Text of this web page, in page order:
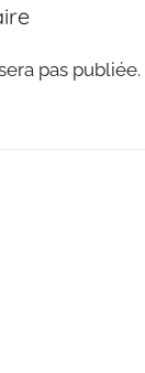
pas publiée.